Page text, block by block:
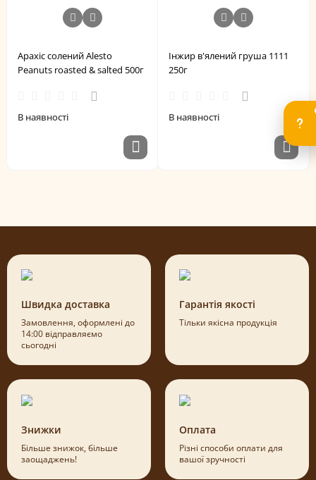
Арахіс солений Alesto
Peanuts roasted & salted 500г
В наявності
Інжир в'ялений груша 1111
250г
В наявності
Швидка доставка
Замовлення, оформлені до
14:00 відправляємо
сьогодні
Гарантія якості
Тільки якісна продукція
Знижки
Більше знижок, більше
заощаджень!
Оплата
Різні способи оплати для
вашої зручності